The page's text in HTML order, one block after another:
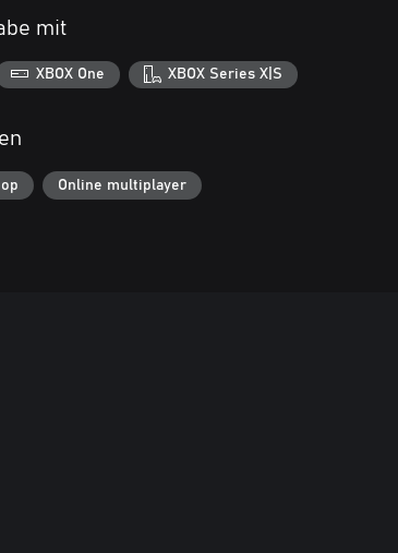
mit
XBOX One XBOX Series X|S
Online multiplayer